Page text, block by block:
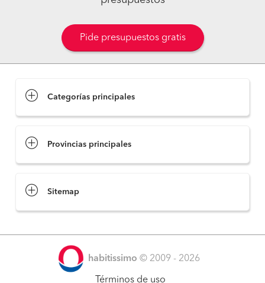
Pide presupuestos gratis
Categorías principales
Provincias principales
Sitemap
habitissimo © 2009 - 2026
Términos de uso